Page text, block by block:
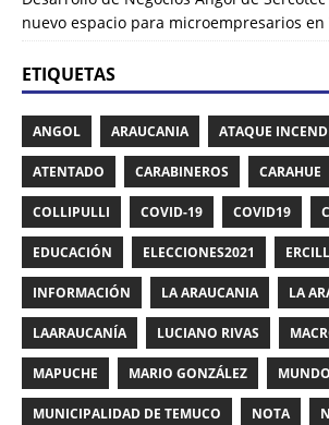
nuevo espacio para microempresarios en
ETIQUETAS
ANGOL ARAUCANIA ATAQUE
ATENTADO CARABINEROS CARAHUE
COLLIPULLI COVID-19 COVID19
EDUCACIÓN ELECCIONES2021
INFORMACIÓN LA ARAUCANIA LA
LAARAUCANÍA LUCIANO RIVAS
MAPUCHE MARIO GONZÁLEZ MUNDO
MUNICIPALIDAD DE TEMUCO NOTA